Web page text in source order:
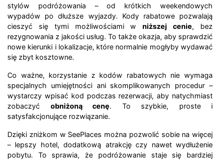
stylów podróżowania – od krótkich weekendowych
wypadów po dłuższe wyjazdy. Kody rabatowe pozwalają
cieszyć się tymi możliwościami wniższej cenie, bez
rezygnowania z jakości usług. To także okazja, aby sprawdzić
nowe kierunki i lokalizacje, które normalnie mogłyby wydawać
się zbyt kosztowne.
Co ważne, korzystanie z kodów rabatowych nie wymaga
specjalnych umiejętności ani skomplikowanych procedur –
wystarczy wpisać kod podczas rezerwacji, aby natychmiast
zobaczyć obniżoną cenę. To szybkie, proste i
satysfakcjonujące rozwiązanie.
Dzięki zniżkom w SeePlaces można pozwolić sobie na więcej
– lepszy hotel, dodatkową atrakcję czy nawet wydłużenie
pobytu. To sprawia, że podróżowanie staje się bardziej